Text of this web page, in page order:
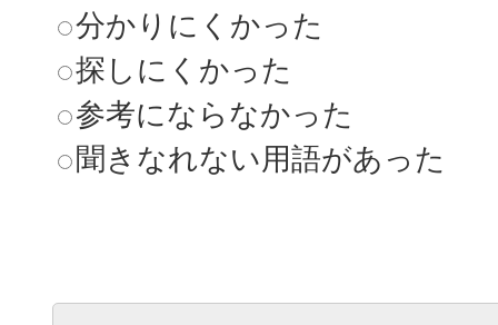
分かりにくかった
探しにくかった
参考にならなかった
聞きなれない用語があった